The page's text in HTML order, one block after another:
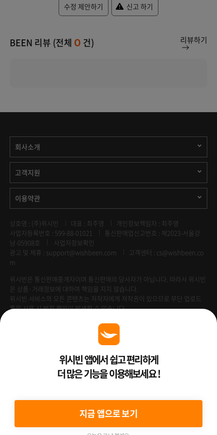
수정 제안하기 신고 하기
BEEN 리뷰 (전체 0 건) 리뷰하기
회사소개
고객지원
이용약관
상호명 : (주)위시빈 대표 : 최주영
개인정보책임자 : 최주영
사업자등록번호 : 599-88-01021
통신판매업신고번호 : 제2023-서울강
남-05908호
사업자정보확인
광고 및 제휴 : support@wishbeen.com
고객센터 : cs@wishbeen.co
m
위시빈은 통신판매중개자이며 통신판매의 당사자가 아닙니다. 따라서 위시빈
은 상품·거래정보에 대하여 책임을 지지 않습니다.
위시빈 서비스의 모든 콘텐츠는 저작자에게 저작권이 있으므로 무단 업로드
혹은 사용 시 법적 책임이 발생할 수 있습니다.
Venture Enterprise위시빈 앱에서 쉽고 편리하게
더 많은 기능을 이용해보세요 !
지금 앱으로 보기